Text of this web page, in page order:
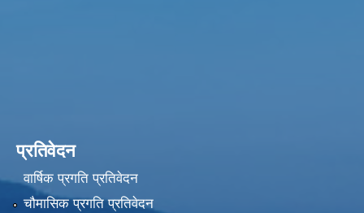
प्रतिवेदन
वार्षिक प्रगति प्रतिवेदन
चौमासिक प्रगति प्रतिवेदन